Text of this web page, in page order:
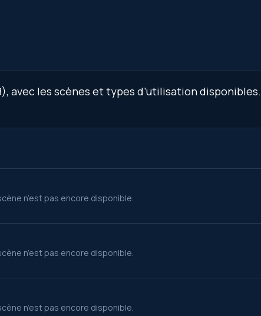
avec les scènes et types d’utilisation disponibles.
n’est pas encore disponible.
n’est pas encore disponible.
n’est pas encore disponible.